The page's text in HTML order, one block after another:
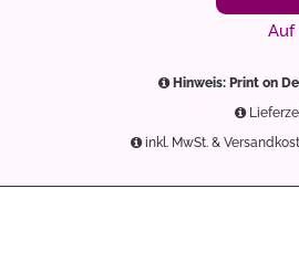
Auf
Hinweis: Print on
inkl. MwSt. &